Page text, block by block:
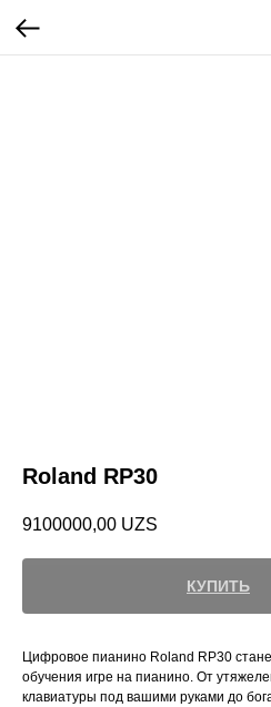
Roland RP30
9100000,00 UZS
КУПИТЬ
Цифровое пианино Roland RP30
обучения игре на пианино. От
клавиатуры под вашими руками до